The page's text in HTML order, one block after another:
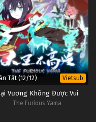
Tất (12/12) Vietsub
Vương Không Được Vui
The Furious Yama